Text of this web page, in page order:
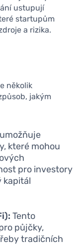
ustupují
startupům
a rizika.
několik
jakým
které mohou
pro investory
kapitál
Tento
půjčky,
tradičních